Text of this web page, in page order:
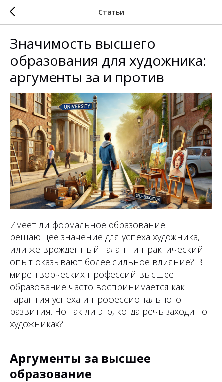
Статьи
Значимость высшего
образования для художника:
аргументы за и против
Имеет ли формальное образование
решающее значение для успеха художника,
или же врожденный талант и практический
опыт оказывают более сильное влияние? В
мире творческих профессий высшее
образование часто воспринимается как
гарантия успеха и профессионального
развития. Но так ли это, когда речь заходит о
художниках?
Аргументы за высшее
образование